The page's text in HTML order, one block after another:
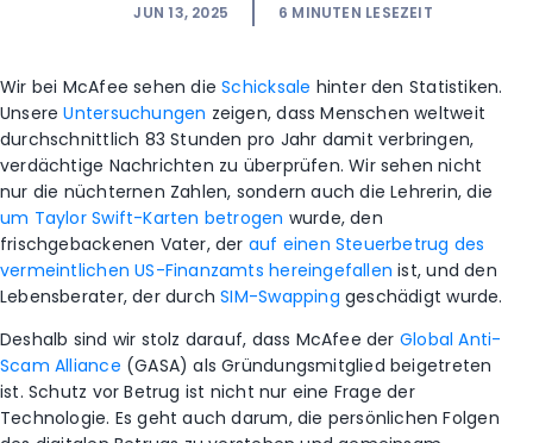
JUN 13, 2025 6 MINUTEN LESEZEIT
Wir bei McAfee sehen dieSchicksale hinter den Statistiken.
UnsereUntersuchungen zeigen, dass Menschen weltweit
durchschnittlich 83 Stunden pro Jahr damit verbringen,
verdächtige Nachrichten zu überprüfen. Wir sehen nicht
nur die nüchternen Zahlen, sondern auch die Lehrerin, die
um Taylor Swift-Karten betrogen wurde, den
frischgebackenen Vater, der auf einen Steuerbetrug des
vermeintlichen US-Finanzamts hereingefallen ist, und den
Lebensberater, der durchSIM-Swapping geschädigt wurde.
Deshalb sind wir stolz darauf, dass McAfee der Global Anti-
Scam Alliance (GASA) als Gründungsmitglied beigetreten
ist. Schutz vor Betrug ist nicht nur eine Frage der
Technologie. Es geht auch darum, die persönlichen Folgen